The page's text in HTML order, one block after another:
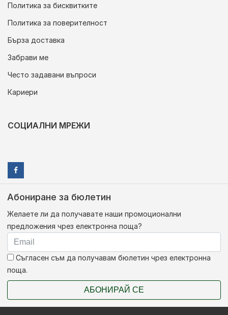
Политика за бисквитките
Политика за поверителност
Бърза доставка
Забрави ме
Често задавани въпроси
Кариери
СОЦИАЛНИ МРЕЖИ
Абониране за бюлетин
Желаете ли да получавате наши промоционални
предложения чрез електронна поща?
Съгласен съм да получавам бюлетин чрез електронна
поща.
АБОНИРАЙ СЕ